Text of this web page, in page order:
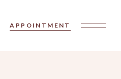
APPOINTMENT